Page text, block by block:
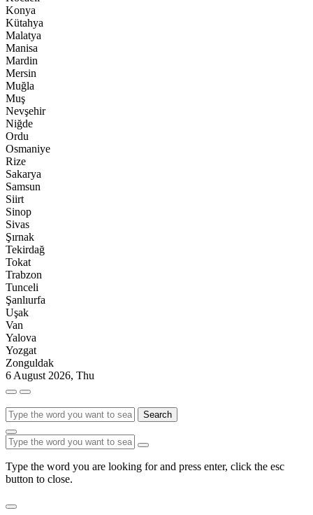
Konya
Kütahya
Malatya
Manisa
Mardin
Mersin
Muğla
Muş
Nevşehir
Niğde
Ordu
Osmaniye
Rize
Sakarya
Samsun
Siirt
Sinop
Sivas
Şırnak
Tekirdağ
Tokat
Trabzon
Tunceli
Şanlıurfa
Uşak
Van
Yalova
Yozgat
Zonguldak
6 August 2026, Thu
Search
Type the word you are looking for and press enter, click the esc
button to close.